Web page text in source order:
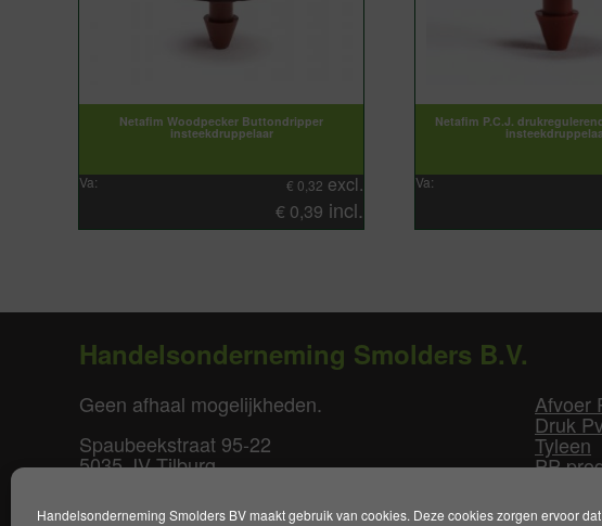
Handelsonderneming Smolders BV maakt gebruik van cookies. Deze cookies zorgen ervoor
Netafim Woodpecker Buttondripper
insteekdruppelaar
Va: € 0,32 excl.
€ 0,39 incl.
Netafim P.C.J.
Va:
Handelsonderneming Smolders B.V.
Geen afhaal mogelijkheden.
Spaubeekstraat 95-22
5035 JV Tilburg
T. +31(0)85-0640877
Afvoer
Druk
Tyleen
PP
GLW